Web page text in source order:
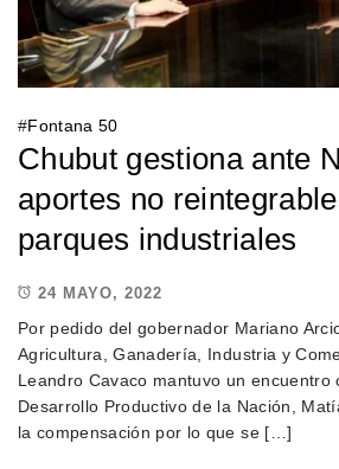
#Fontana 50
Chubut gestiona ante
aportes no
parques industriales
24 MAYO, 2022
Por pedido del gobernador Mariano
Agricultura, Ganadería, Industria y
Leandro Cavaco mantuvo un encuentro
Desarrollo Productivo de la Nación,
la compensación por lo que se […]